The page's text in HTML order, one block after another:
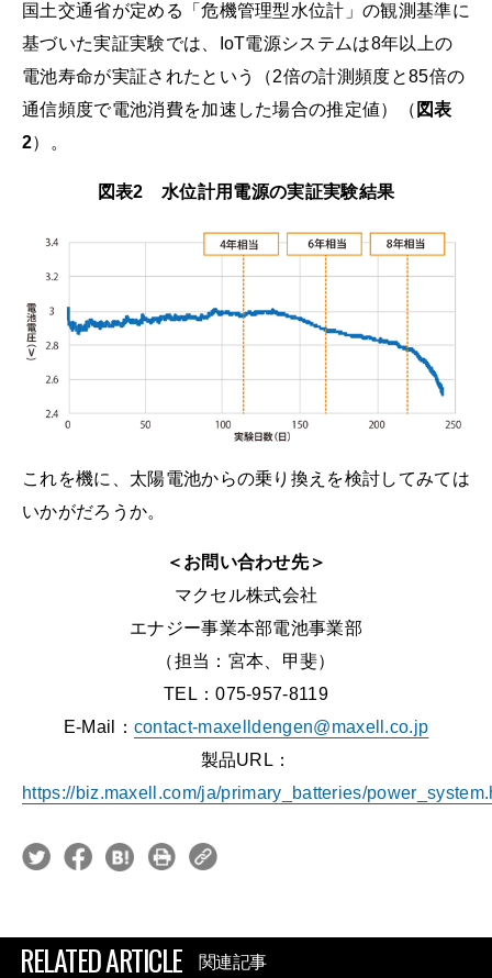
国土交通省が定める「危機管理型水位計」の観測基準に
基づいた実証実験では、IoT電源システムは8年以上の
電池寿命が実証されたという（2倍の計測頻度と85倍の
通信頻度で電池消費を加速した場合の推定値）（ 図表
2）。
図表2 水位計用電源の実証実験結果
これを機に、太陽電池からの乗り換えを検討してみては
いかがだろうか。
＜お問い合わせ先＞
マクセル株式会社
エナジー事業本部電池事業部
（担当：宮本、甲斐）
TEL：075-957-8119
E-Mail： contact-maxelldengen@maxell.co.jp
製品URL：
https://biz.maxell.com/ja/primary_batteries/
RELATED ARTICLE 関連記事